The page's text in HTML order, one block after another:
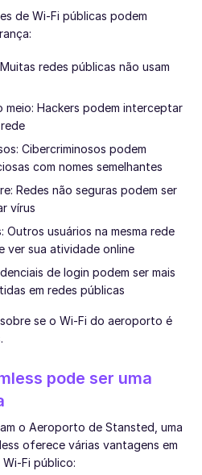
de Wi-Fi públicas podem
redes públicas não usam
meio: Hackers podem interceptar
Cibercriminosos podem
com nomes semelhantes
Redes não seguras podem ser
vírus
Outros usuários na mesma rede
ver sua atividade online
de login podem ser mais
em redes públicas
se o Wi-Fi do aeroporto é
pode ser uma
o Aeroporto de Stansted, uma
oferece várias vantagens em
Fi público: